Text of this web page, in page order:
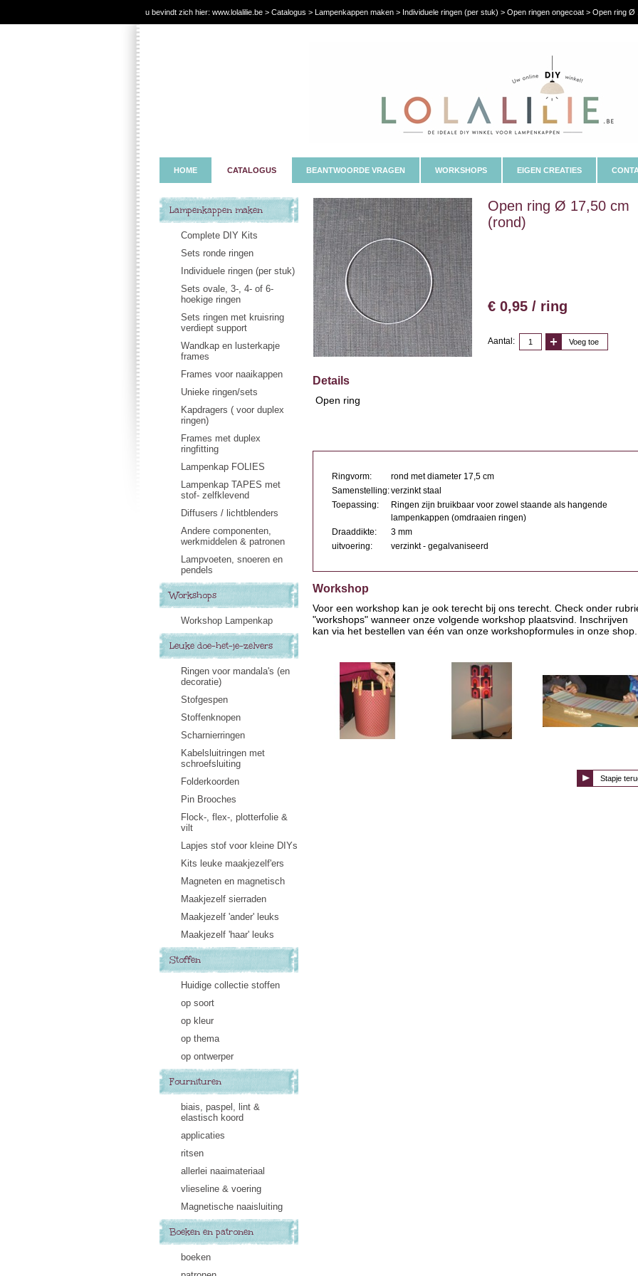
u bevindt zich hier: www.lolalilie.be > Catalogus > Lampenkappen maken > Individuele ringen (per stuk) > Open ringen ongecoat > Open ring Ø
HOME CATALOGUS BEANTWOORDE VRAGEN WORKSHOPS EIGEN CREATIES
Lampenkappen maken
Complete DIY Kits
Sets ronde ringen
Individuele ringen (per stuk)
Sets ovale, 3-, 4- of 6-
hoekige ringen
Sets ringen met kruisring
verdiept support
Wandkap en lusterkapje
frames
Frames voor naaikappen
Unieke ringen/sets
Kapdragers ( voor duplex
ringen)
Frames met duplex
ringfitting
Lampenkap FOLIES
Lampenkap TAPES met
stof- zelfklevend
Diffusers / lichtblenders
Andere componenten,
werkmiddelen & patronen
Lampvoeten, snoeren en
pendels
Workshops
Workshop Lampenkap
Leuke doe-het-je-zelvers
Ringen voor mandala's (en
decoratie)
Stofgespen
Stoffenknopen
Scharnierringen
Kabelsluitringen met
schroefsluiting
Folderkoorden
Pin Brooches
Flock-, flex-, plotterfolie &
vilt
Lapjes stof voor kleine DIYs
Kits leuke maakjezelf'ers
Magneten en magnetisch
Maakjezelf sierraden
Maakjezelf 'ander' leuks
Maakjezelf 'haar' leuks
Stoffen
Huidige collectie stoffen
op soort
op kleur
op thema
op ontwerper
Fournituren
biais, paspel, lint &
elastisch koord
applicaties
ritsen
allerlei naaimateriaal
vlieseline & voering
Magnetische naaisluiting
Boeken en patronen
boeken
Open ring Ø 17,50 cm
(rond)
€ 0,95 / ring
Aantal: Voeg toe
Details
Open ring
Ringvorm:
rond met diameter 17,5 cm
Samenstelling:verzinkt staal
Toepassing:
Ringen zijn bruikbaar voor zowel staande als hangende
lampenkappen (omdraaien ringen)
Draaddikte:
3 mm
uitvoering:
verzinkt - gegalvaniseerd
Workshop
Voor een workshop kan je ook terecht bij ons terecht. Check onder
"workshops" wanneer onze volgende workshop plaatsvind. Inschrijven
kan via het bestellen van één van onze workshopformules in onze shop.
Stapje